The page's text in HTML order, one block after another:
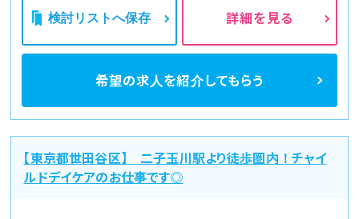
検討リストへ保存 詳細を見る
希望の求人を紹介してもらう
【東京都世田谷区】 二子玉川駅より徒歩圏内！チャイ
ルドデイケアのお仕事です◎